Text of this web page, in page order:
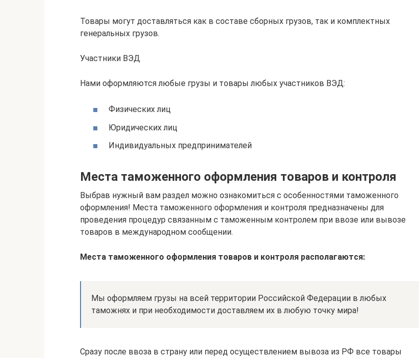
Товары могут доставляться как в составе сборных грузов, так и комплектных
генеральных грузов.
Участники ВЭД
Нами оформляются любые грузы и товары любых участников ВЭД:
Физических лиц
Юридических лиц
Индивидуальных предпринимателей
Места таможенного оформления товаров и контроля
Выбрав нужный вам раздел можно ознакомиться с особенностями таможенного
оформления! Места таможенного оформления и контроля предназначены для
проведения процедур связанным с таможенным контролем при ввозе или вывозе
товаров в международном сообщении.
Места таможенного оформления товаров и контроля располагаются:
Мы оформляем грузы на всей территории Российской Федерации в любых
таможнях и при необходимости доставляем их в любую точку мира!
Сразу после ввоза в страну или перед осуществлением вывоза из РФ все товары